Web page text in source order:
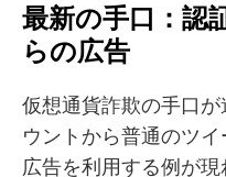
最新の手口：認
らの広告
仮想通貨詐欺の手口
ウントから普通のツ
広告を利用する例が現